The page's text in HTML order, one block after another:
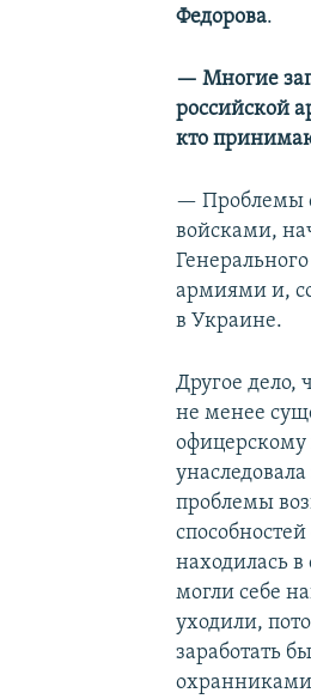
Федорова.
— Многие
российской
кто
— Проблемы
войсками,
армиями и,
в Украине.
Другое дело,
не менее
офицерскому
проблемы
находилась
могли себе
уходили,
заработать
охранниками